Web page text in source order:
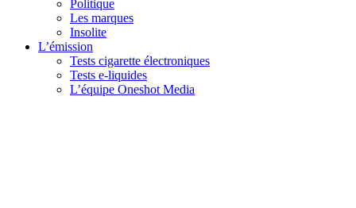
Politique
Les marques
Insolite
L’émission
Tests cigarette électroniques
Tests e-liquides
L’équipe Oneshot Media